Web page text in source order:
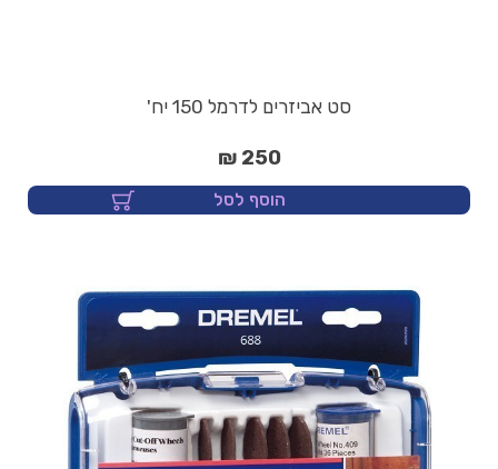
סט אביזרים לדרמל 150 יח'
250 ₪
הוסף לסל